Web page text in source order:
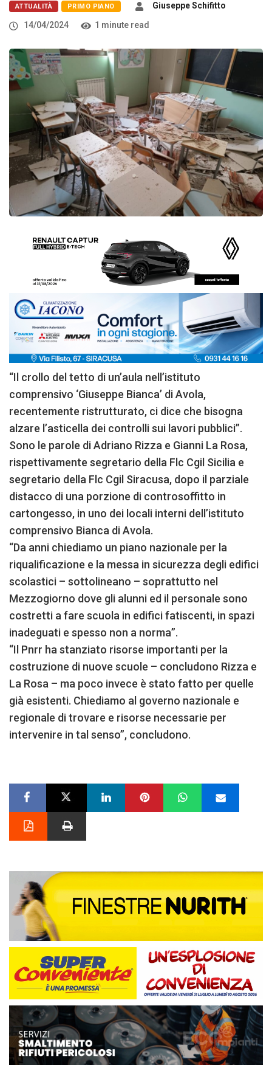
ATTUALITÀ PRIMO PIANO
Giuseppe Schifitto
14/04/2024
1 minute read
“Il crollo del tetto di un’aula nell’istituto
comprensivo ‘Giuseppe Bianca’ di Avola,
recentemente ristrutturato, ci dice che bisogna
alzare l’asticella dei controlli sui lavori pubblici”.
Sono le parole di Adriano Rizza e Gianni La Rosa,
rispettivamente segretario della Flc Cgil Sicilia e
segretario della Flc Cgil Siracusa, dopo il parziale
distacco di una porzione di controsoffitto in
cartongesso, in uno dei locali interni dell’istituto
comprensivo Bianca di Avola.
“Da anni chiediamo un piano nazionale per la
riqualificazione e la messa in sicurezza degli edifici
scolastici – sottolineano – soprattutto nel
Mezzogiorno dove gli alunni ed il personale sono
costretti a fare scuola in edifici fatiscenti, in spazi
inadeguati e spesso non a norma”.
“Il Pnrr ha stanziato risorse importanti per la
costruzione di nuove scuole – concludono Rizza e
La Rosa – ma poco invece è stato fatto per quelle
già esistenti. Chiediamo al governo nazionale e
regionale di trovare e risorse necessarie per
intervenire in tal senso”, concludono.